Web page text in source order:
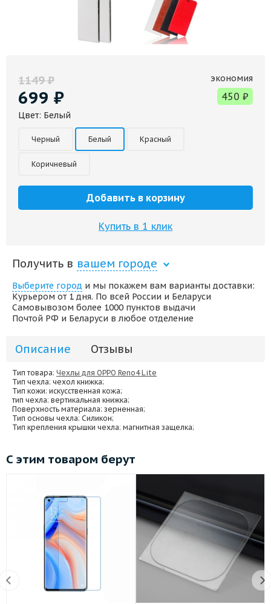
1149₽
699 ₽
экономия
450 ₽
Цвет: Белый
Черный Белый Красный
Коричневый
Добавить в корзину
Купить в 1 клик
Получить в вашем городе
Выберите город и мы покажем вам варианты доставки:
Курьером от 1 дня. По всей России и Беларуси
Самовывозом более 1000 пунктов выдачи
Почтой РФ и Беларуси в любое отделение
Описание Отзывы
Тип товара: Чехлы для OPPO Reno4 Lite
Тип чехла: чехол книжка;
Тип кожи: искусственная кожа;
тип чехла: вертикальная книжка;
Поверхность материала: зерненная;
Тип основы чехла: Силикон;
Тип крепления крышки чехла: магнитная защелка;
С этим товаром берут